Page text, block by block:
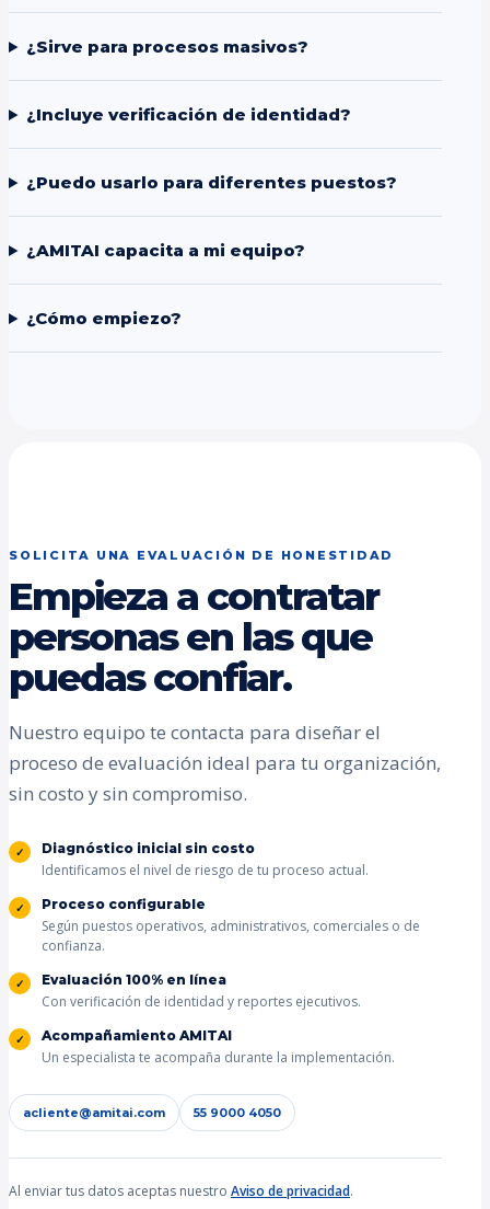
¿Sirve para procesos masivos?
¿Incluye verificación de identidad?
¿Puedo usarlo para diferentes puestos?
¿AMITAI capacita a mi equipo?
¿Cómo empiezo?
SOLICITA UNA EVALUACIÓN DE HONESTIDAD
Empieza a contratar
personas en las que
puedas confiar.
Nuestro equipo te contacta para diseñar el
proceso de evaluación ideal para tu organización,
sin costo y sin compromiso.
Diagnóstico inicial sin costo
Identificamos el nivel de riesgo de tu proceso actual.
Proceso configurable
Según puestos operativos, administrativos, comerciales o de
confianza.
Evaluación 100% en línea
Con verificación de identidad y reportes ejecutivos.
Acompañamiento AMITAI
Un especialista te acompaña durante la implementación.
acliente@amitai.com 55 9000 4050
Al enviar tus datos aceptas nuestro Aviso de privacidad.